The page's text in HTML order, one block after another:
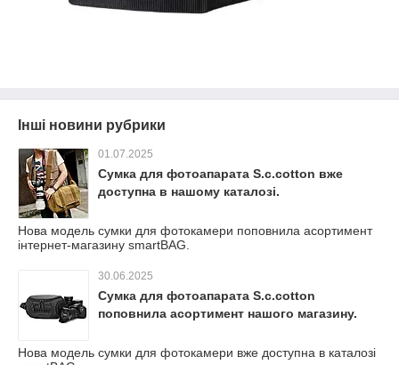
Інші новини рубрики
01.07.2025
Сумка для фотоапарата S.c.cotton вже
доступна в нашому каталозі.
Нова модель сумки для фотокамери поповнила асортимент
інтернет-магазину smartBAG.
30.06.2025
Сумка для фотоапарата S.c.cotton
поповнила асортимент нашого магазину.
Нова модель сумки для фотокамери вже доступна в каталозі